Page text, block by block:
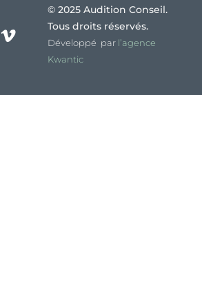
© 2025 Audition Conseil.
Tous droits réservés.
Développé par l’agence
Kwantic